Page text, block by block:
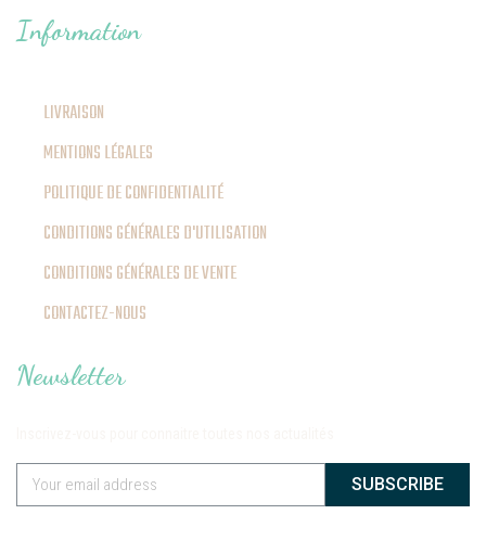
Information
LIVRAISON
MENTIONS LÉGALES
POLITIQUE DE CONFIDENTIALITÉ
CONDITIONS GÉNÉRALES D'UTILISATION
CONDITIONS GÉNÉRALES DE VENTE
CONTACTEZ-NOUS
Newsletter
SUBSCRIBE